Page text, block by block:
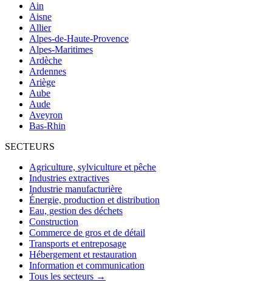
Ain
Aisne
Allier
Alpes-de-Haute-Provence
Alpes-Maritimes
Ardèche
Ardennes
Ariège
Aube
Aude
Aveyron
Bas-Rhin
SECTEURS
Agriculture, sylviculture et pêche
Industries extractives
Industrie manufacturière
Énergie, production et distribution
Eau, gestion des déchets
Construction
Commerce de gros et de détail
Transports et entreposage
Hébergement et restauration
Information et communication
Tous les secteurs →